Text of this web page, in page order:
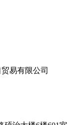
易有限公司